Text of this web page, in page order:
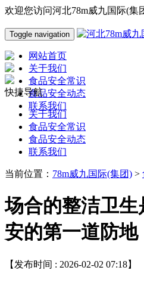
欢迎您访问河北78m威九国际(集
Toggle navigation
网站首页
关于我们
食品安全常识
食品安全动态
联系我们
快捷导航
关于我们
食品安全常识
食品安全动态
联系我们
当前位置： 78m威九国际(集团) >
场合的整洁卫
安的第一道防地
【发布时间 : 2026-02-02 07:18】